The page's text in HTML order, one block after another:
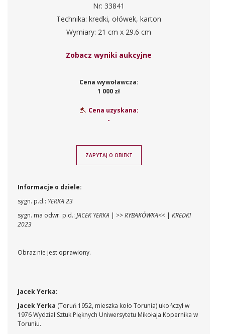
Nr: 33841
Technika: kredki, ołówek, karton
Wymiary: 21 cm x 29.6 cm
Zobacz wyniki aukcyjne
Cena wywoławcza:
1 000 zł
Cena uzyskana:
-
ZAPYTAJ O OBIEKT
Informacje o dziele:
sygn. p.d.: YERKA 23
sygn. ma odwr. p.d.: JACEK YERKA | >> RYBAKÓWKA<< | KREDKI
2023
Obraz nie jest oprawiony.
Jacek Yerka:
Jacek Yerka (Toruń 1952, mieszka koło Torunia) ukończył w
1976 Wydział Sztuk Pięknych Uniwersytetu Mikołaja Kopernika w
Toruniu.